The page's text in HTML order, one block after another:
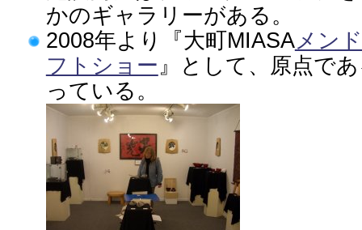
かのギャラリーがある。
2008年より『大町MIASAメン
フトショー』として、原点で
っている。